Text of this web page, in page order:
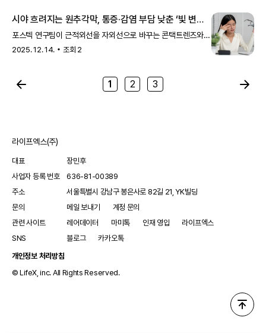
시야 흐려지는 원추각막, 통증·감염 부담 낮춘 ‘빛 변환’
치료 렌즈 나와
포스텍 연구팀이 근적외선을 자외선으로 바꾸는 콘택트렌즈와
각막 투과 약물로 각막 상피를 제거하지 않고도
2025. 12. 14. 조회 2
1 2 3
라이프엑스(주)
대표
장민후
사업자 등록 번호
636-81-00389
주소
서울특별시 강남구 봉은사로 82길 21, YK빌딩
문의
메일 보내기
계정 문의
관련 사이트
레어데이터 마미톡 인재 영입
라이프엑스
SNS
블로그
카카오톡
개인정보 처리방침
© LifeX, inc. All Rights Reserved.